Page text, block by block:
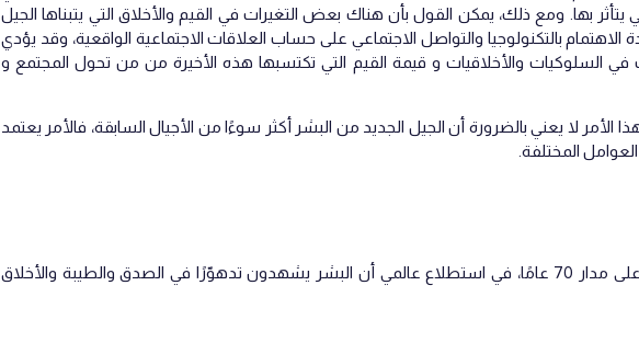
يتأثر بها. ومع ذلك، يمكن القول بأن هناك بعض التغيرات في القيم والأخلاق التي يتبناها الجيل
الاهتمام بالتكنولوجيا والتواصل الاجتماعي على حساب العلاقات الاجتماعية الواقعية، وقد يؤدي
في السلوكيات والأخلاقيات و قيمة القيم التي تكتسبها هذه الأخيرة من من تحول المجتمع و
الأمر لا يعني بالضرورة أن الجيل الجديد من البشر أكثر سوءًا من الأجيال السابقة، فالأمر يعتمد
المختلفة.
أكد مشاركون على مدار 70 عامًا، في استطلاع عالمي أن البشر يشهدون تدهوّرًا في الصدق والطيبة والأخلاق